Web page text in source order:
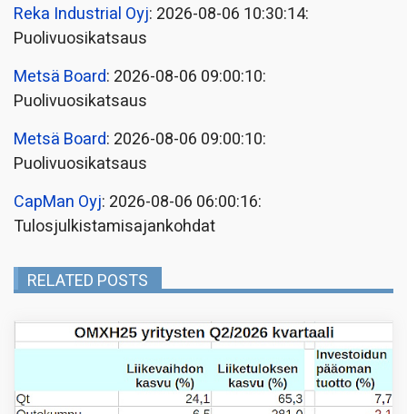
Reka Industrial Oyj: 2026-08-06 10:30:14:
Puolivuosikatsaus
Metsä Board: 2026-08-06 09:00:10:
Puolivuosikatsaus
Metsä Board: 2026-08-06 09:00:10:
Puolivuosikatsaus
CapMan Oyj: 2026-08-06 06:00:16:
Tulosjulkistamisajankohdat
RELATED POSTS